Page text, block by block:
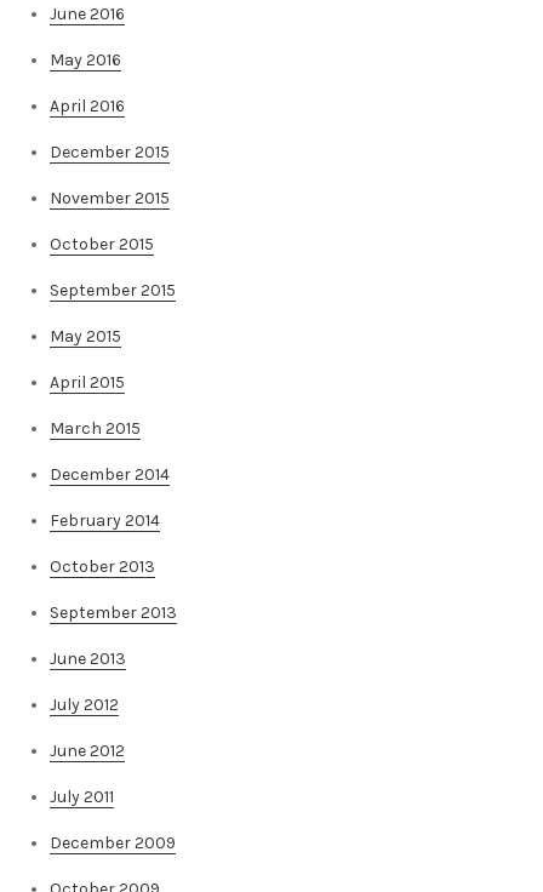
June 2016
May 2016
April 2016
December 2015
November 2015
October 2015
September 2015
May 2015
April 2015
March 2015
December 2014
February 2014
October 2013
September 2013
June 2013
July 2012
June 2012
July 2011
December 2009